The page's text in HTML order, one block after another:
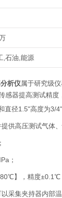
,石油,能源
析仪属于研究级
感器提高测试精
直径1.5"高度为3/
供高压测试气体、
；
】，精度±0.1℃
采集夹持器内部